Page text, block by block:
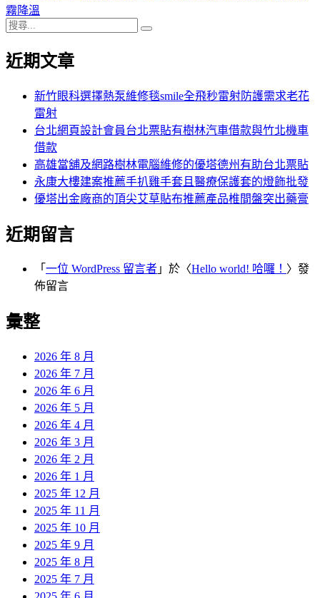
導
覽
章:
霧降溫
搜
關
近期文章
新竹眼科選擇熱泵維修毯smile全飛秒雷射防護需求老花
雷射
台北網頁設計會員台北票貼有樹林汽車借款與竹北機車
借款
高雄當舖及網路樹林電腦維修的優塔德州有助台北票貼
永康大樓建案推薦手扒雞手套且醫療保護套的燈飾批發
優塔出金廠商的頂尖艾草貼布推薦產品椎間盤突出藥膏
近期留言
「 一位 WordPress 留言者 」於〈Hello world! 哈囉！ 〉發
佈留言
彙整
2026 年 8 月
2026 年 7 月
2026 年 6 月
2026 年 5 月
2026 年 4 月
2026 年 3 月
2026 年 2 月
2026 年 1 月
2025 年 12 月
2025 年 11 月
2025 年 10 月
2025 年 9 月
2025 年 8 月
2025 年 7 月